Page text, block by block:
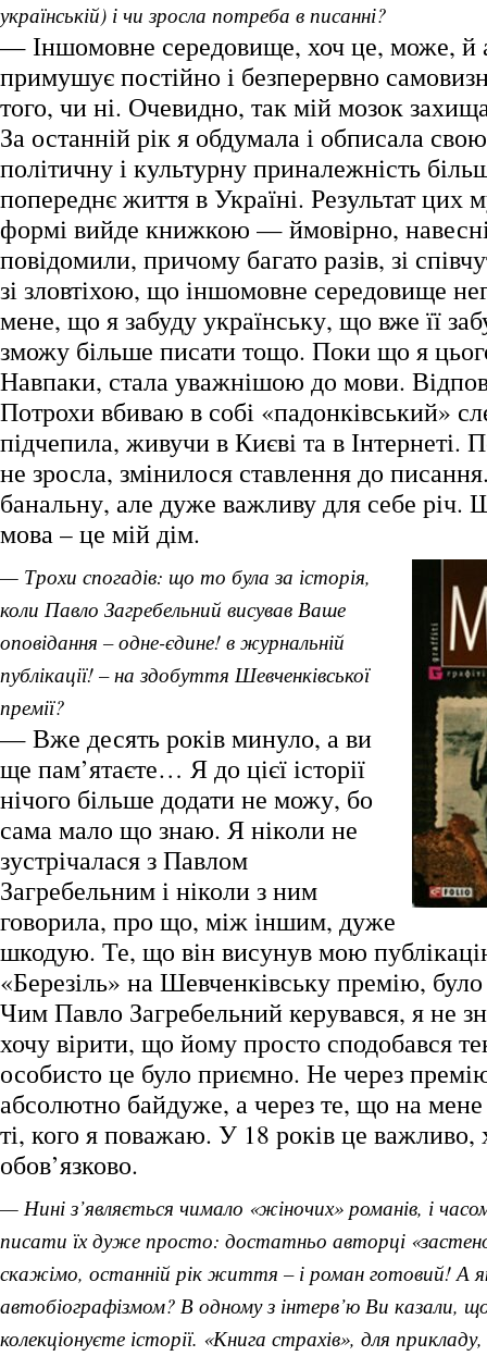
українській) і чи зросла потреба в писанні?
— Іншомовне середовище, хоч це, може, й
примушує постійно і безперервно
того, чи ні. Очевидно, так мій мозок
За останній рік я обдумала і обписала
політичну і культурну приналежність
попереднє життя в Україні. Результат цих
формі вийде книжкою — ймовірно,
повідомили, причому багато разів, зі
зі зловтіхою, що іншомовне середовище
мене, що я забуду українську, що вже її
зможу більше писати тощо. Поки що я
Навпаки, стала уважнішою до мови.
Потрохи вбиваю в собі «падонківський»
підчепила, живучи в Києві та в Інтернеті.
не зросла, змінилося ставлення до
банальну, але дуже важливу для себе річ.
мова – це мій дім.
— Трохи спогадів: що то була за історія,
коли Павло Загребельний висував Ваше
оповідання – одне-єдине! в журнальній
публікації! – на здобуття Шевченківської
премії?
— Вже десять років минуло, а ви
ще пам’ятаєте… Я до цієї історії
нічого більше додати не можу, бо
сама мало що знаю. Я ніколи не
зустрічалася з Павлом
Загребельним і ніколи з ним
говорила, про що, між іншим, дуже
шкодую. Те, що він висунув мою
«Березіль» на Шевченківську премію,
Чим Павло Загребельний керувався, я не
хочу вірити, що йому просто сподобався
особисто це було приємно. Не через
абсолютно байдуже, а через те, що на мене
ті, кого я поважаю. У 18 років це важливо,
обов’язково.
— Нині з’являється чимало «жіночих» романів, і
писати їх дуже просто: достатньо авторці
скажімо, останній рік життя – і роман готовий! А
автобіографізмом? В одному з інтерв’ю Ви казали, що
колекціонуєте історії. «Книга страхів», для